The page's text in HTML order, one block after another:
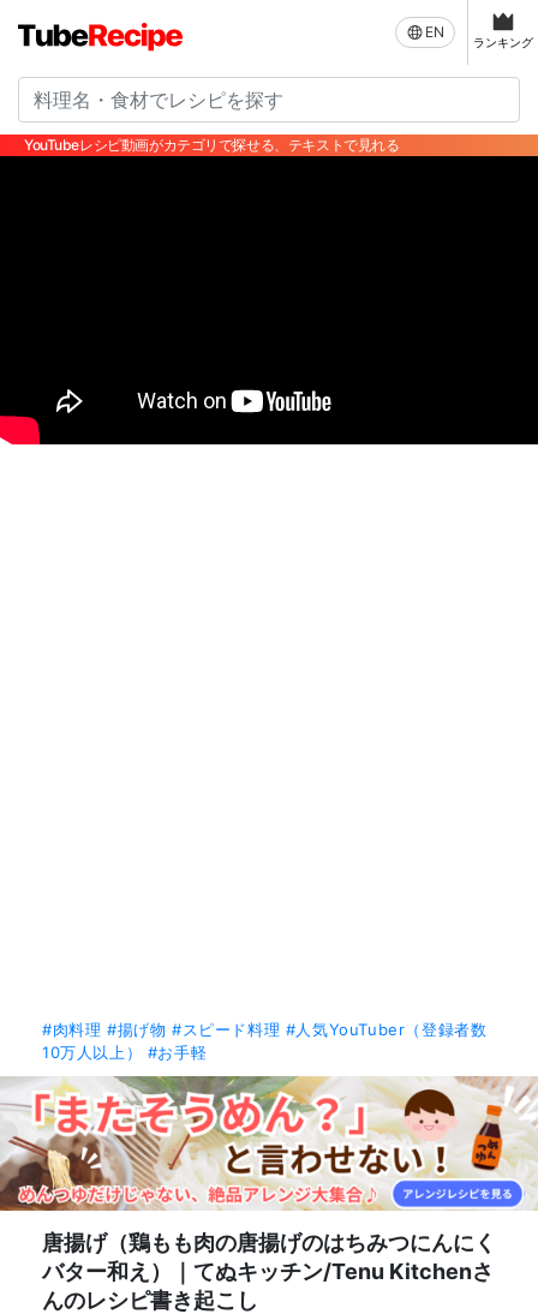
EN
ランキング
YouTubeレシピ動画がカテゴリで探せる、テキストで見れる
#肉料理 #揚げ物 #スピード料理 #人気YouTuber（登録者数
10万人以上）
#お手軽
唐揚げ（鶏もも肉の唐揚げのはちみつにんにく
バター和え）｜てぬキッチン/Tenu Kitchenさ
んのレシピ書き起こし